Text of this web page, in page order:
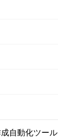
自動化ツール